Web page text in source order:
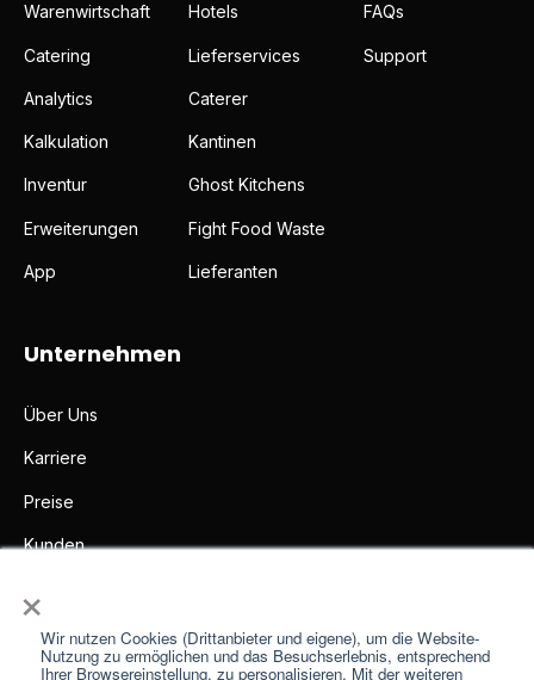
×
Wir nutzen Cookies (Drittanbieter und eigene), um die Website-
Nutzung zu ermöglichen und das Besuchserlebnis, entsprechend
Ihrer Browsereinstellung, zu personalisieren. Mit der weiteren
Warenwirtschaft
Catering
Analytics
Kalkulation
Inventur
Erweiterungen
App
Hotels
Lieferservices
Caterer
Kantinen
Ghost Kitchens
Fight Food Waste
Lieferanten
FAQs
Support
Unternehmen
Über Uns
Karriere
Preise
Kunden
Presse
Impressum